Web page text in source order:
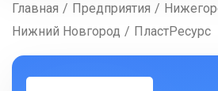
Главная / Предприятия /
Нижний Новгород / ПластРесурс